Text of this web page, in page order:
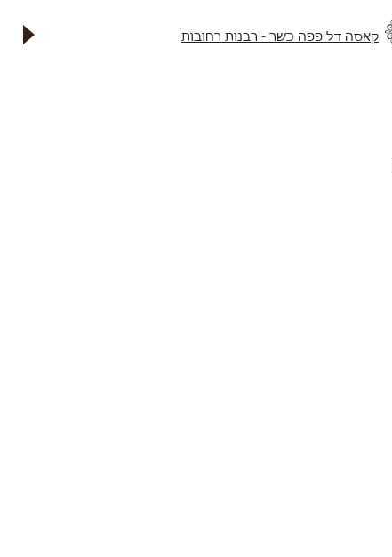
קאסה דל פפה כשר - רבנות רחובות